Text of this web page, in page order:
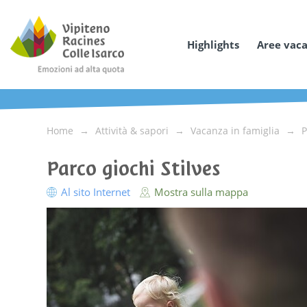
Highlights Aree
Home Attività & sapori Vacanza in famiglia
Parco giochi Stilves
Al sito Internet Mostra sulla mappa